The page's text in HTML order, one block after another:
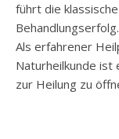
führt die
Behandlungserfolg.
Als erfahrener
Naturheilkunde ist
zur Heilung zu